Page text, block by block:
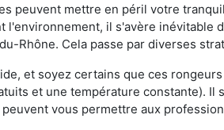
peuvent mettre en péril votre
l'environnement, il s'avère
Rhône. Cela passe par diverses
et soyez certains que ces
et une température constante).
vous permettre aux